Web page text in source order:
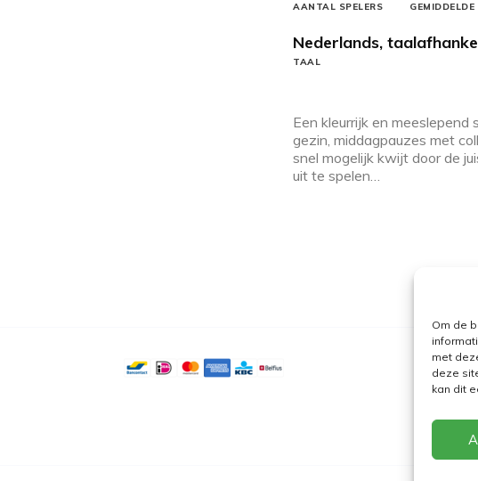
Om de
met
deze
kan dit
AANTAL SPELERS GEMIDDELDE
Nederlands,
TAAL
Een kleurrijk en
gezin, middagpauzes met
snel mogelijk kwijt door de
uit te spelen…